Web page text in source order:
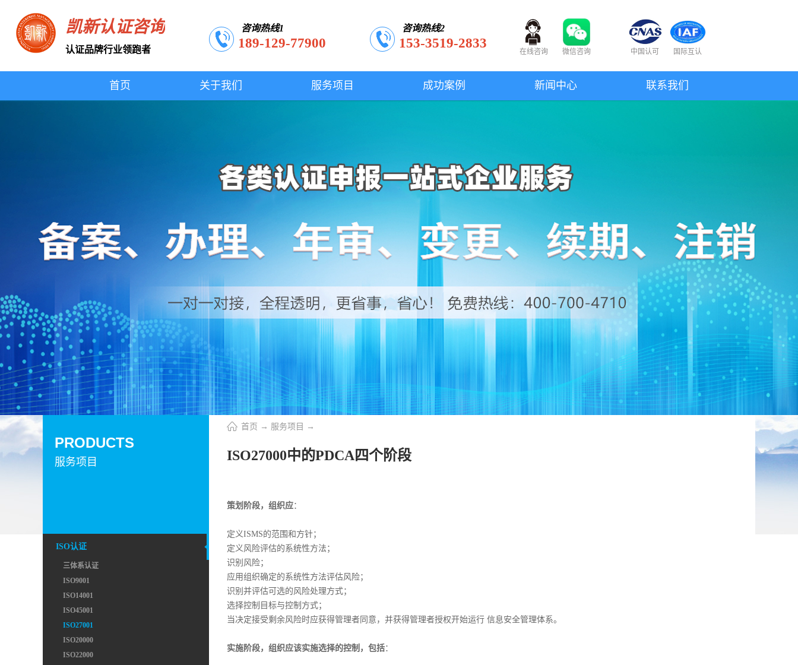
凯新认证咨询
认证品牌行业领跑者
咨询热线1
189-129-77900
咨询热线2
153-3519-2833
在线咨询 微信咨询 中国认可 国际互认
首页 关于我们 服务项目 成功案例 新闻中心 联系我们
服务项目
PRODUCTS
ISO认证
三体系认证
ISO9001
ISO14001
ISO45001
ISO27001
ISO20000
ISO22000
首页 → 服务项目 →
ISO27000中的PDCA四个阶段
策划阶段，组织应：
定义ISMS的范围和方针；
定义风险评估的系统性方法；
识别风险；
应用组织确定的系统性方法评估风险；
识别并评估可选的风险处理方式；
选择控制目标与控制方式；
当决定接受剩余风险时应获得管理者同意，并获得管理者授权开始运行 信息安全管理体系。
实施阶段，组织应该实施选择的控制，包括：